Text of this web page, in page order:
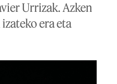
Urrizak. Azken
era eta